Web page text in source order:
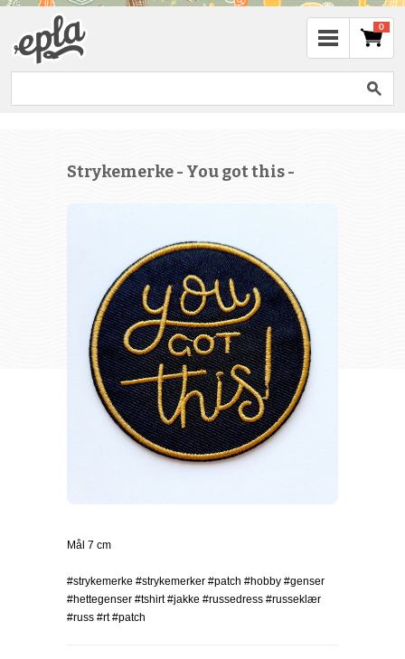
0
Strykemerke - You got this -
Mål 7 cm
#strykemerke #strykemerker #patch #hobby #genser
#hettegenser #tshirt #jakke #russedress #russeklær
#russ #rt #patch